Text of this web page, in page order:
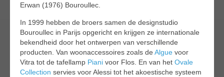
Erwan (1976) Bouroullec.
In 1999 hebben de broers samen de designstudio
Bouroullec in Parijs opgericht en krijgen ze internationale
bekendheid door het ontwerpen van verschillende
producten. Van woonaccessoires zoals de Algue voor
Vitra tot de tafellamp Piani voor Flos. En van het Ovale
Collection servies voor Alessi tot het akoestische systeem